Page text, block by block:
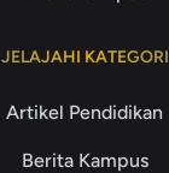
JELAJAHI KATEGORI
Artikel Pendidikan
Berita Kampus